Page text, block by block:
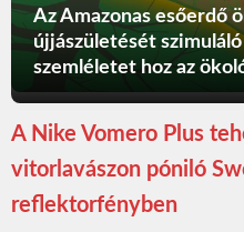
Az Amazonas esőerdő
újjászületését
szemléletet hoz az
A Nike Vomero Plus
vitorlavászon póniló
reflektorfényben